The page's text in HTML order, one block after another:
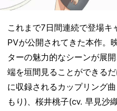
これまで7日間連続で登場キ
PVが公開されてきた本作。
ターの魅力的なシーンが展
端を垣間見ることができる
に収録されるカップリング
もり)、桜井桃子(cv. 早見沙